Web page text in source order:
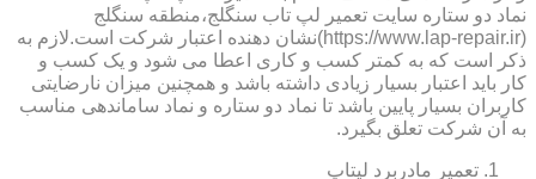
نماد دو ستاره سایت تعمیر لپ تاب سنگلج،منطقه سنگلج
(https://www.lap-repair.ir)نشان دهنده اعتبار شرکت است.لازم به
ذکر است که به کمتر کسب و کاری اعطا می شود و یک کسب و
کار باید اعتبار بسیار زیادی داشته باشد و همچنین میزان نارضایتی
کاربران بسیار پایین باشد تا نماد دو ستاره و نماد ساماندهی مناسب
به آن شرکت تعلق بگیرد.
تعمیر مادربرد لپتاپ